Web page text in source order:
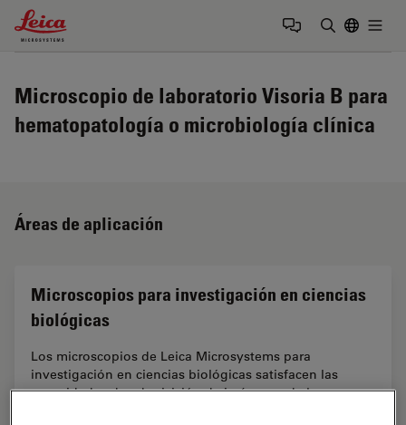
Leica Microsystems Logo
Microscopio de laboratorio Visoria B para
hematopatología o microbiología clínica
Áreas de aplicación
Microscopios para investigación en ciencias
biológicas
Los microscopios de Leica Microsystems para
investigación en ciencias biológicas satisfacen las
necesidades de adquisición de imágenes de la